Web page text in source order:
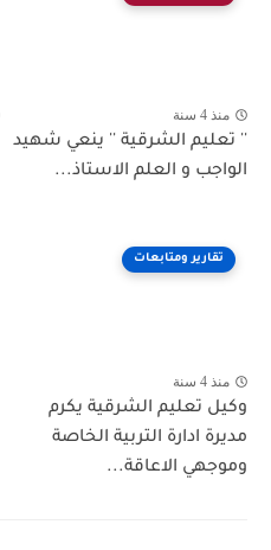
منذ 4 سنة
'' تعليم الشرقية '' ينعي شهيد
الواجب و العلم الاستاذ...
تقارير ومتابعات
منذ 4 سنة
وكيل تعليم الشرقية يكرم
مديرة ادارة التربية الخاصة
وموجهي الاعاقة...